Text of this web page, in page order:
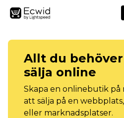
Allt du
sälja online
Skapa en onlinebutik
att sälja på en
eller marknadsplatser.